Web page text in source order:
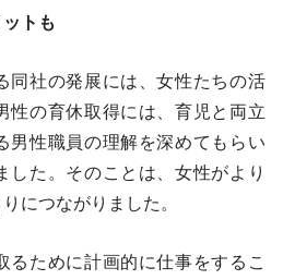
トも
同社の発展には、女性たちの活
性の育休取得には、育児と両立
男性職員の理解を深めてもらい
した。そのことは、女性がより
につながりました。
るために計画的に仕事をするこ